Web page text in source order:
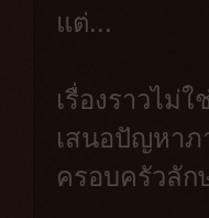
แต่...
เรื่องราวไม่
เสนอปัญหาภ
ครอบครัวลั